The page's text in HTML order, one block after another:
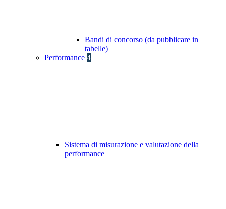
Bandi di concorso (da pubblicare in
tabelle)
Performance 4
Sistema di misurazione e valutazione della
performance